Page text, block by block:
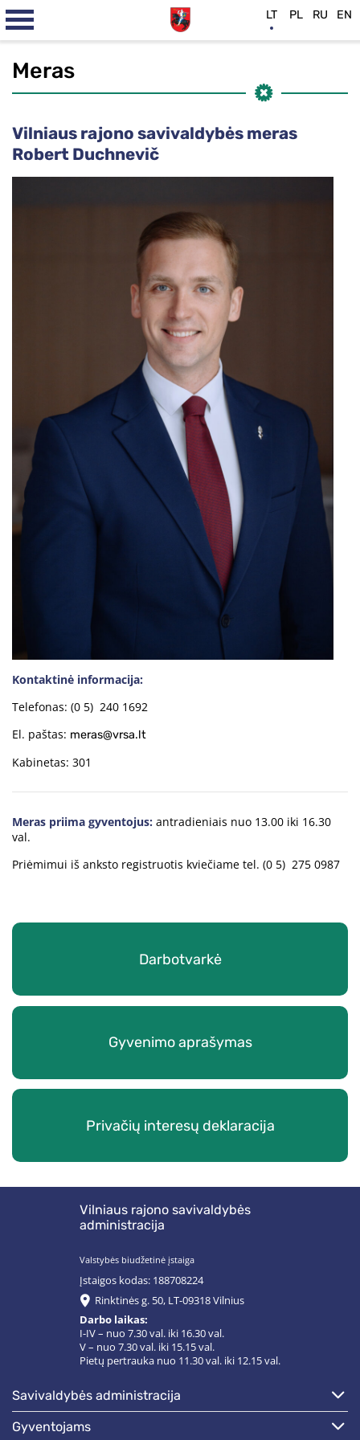
Meras
Vilniaus rajono savivaldybės meras
Robert Duchnevič
Kontaktinė informacija:
Telefonas: (0 5) 240 1692
El. paštas: meras@vrsa.lt
Kabinetas: 301
Meras priima gyventojus: antradieniais nuo 13.00 iki 16.30
val.
Priėmimui iš anksto registruotis kviečiame tel. (0 5) 275 0987
Darbotvarkė
Gyvenimo aprašymas
Privačių interesų deklaracija
Vilniaus rajono savivaldybės
administracija
Valstybės biudžetinė įstaiga
Įstaigos kodas: 188708224
Rinktinės g. 50, LT-09318 Vilnius
Darbo laikas:
I-IV – nuo 7.30 val. iki 16.30 val.
V – nuo 7.30 val. iki 15.15 val.
Pietų pertrauka nuo 11.30 val. iki 12.15 val.
savivaldybės administracija
gyventojams
LT PL RU EN